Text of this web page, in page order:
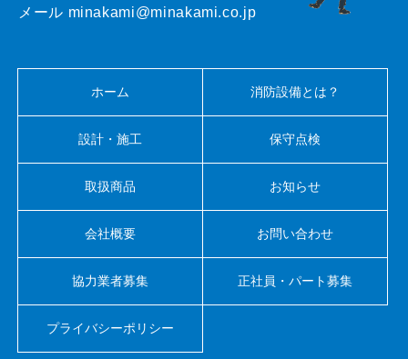
メール minakami@minakami.co.jp
ホーム 消防設備とは？
設計・施工 保守点検
取扱商品 お知らせ
会社概要 お問い合わせ
協力業者募集 正社員・パート募集
プライバシーポリシー